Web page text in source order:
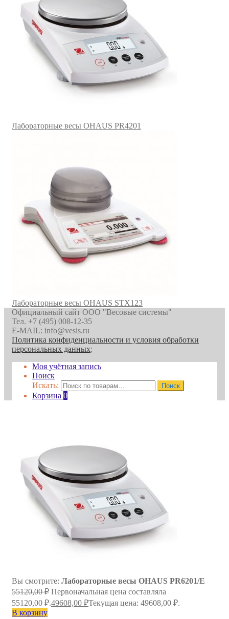
Лабораторные весы OHAUS PR4201
Лабораторные весы OHAUS STX123
Официальный сайт ООО "Весовые системы"
Тел. +7 (495) 008-12-35
E-MAIL: info@vesis.ru
Политика конфиденциальности и условия обработки
персональных данных;
Моя учётная запись
Поиск
Искать:
Поиск
Корзина 0
Вы смотрите: Лабораторные весы OHAUS PR6201/E
55120,00₽ Первоначальная цена составляла
55120,00 ₽.49608,00 ₽Текущая цена: 49608,00 ₽.
В корзину